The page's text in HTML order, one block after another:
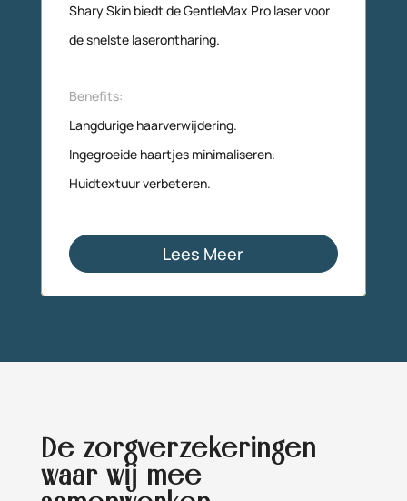
Shary Skin biedt de GentleMax Pro laser voor
de snelste laserontharing.
Benefits:
Langdurige haarverwijdering.
Ingegroeide haartjes minimaliseren.
Huidtextuur verbeteren.
Lees Meer
De zorgverzekeringen
waar wij mee